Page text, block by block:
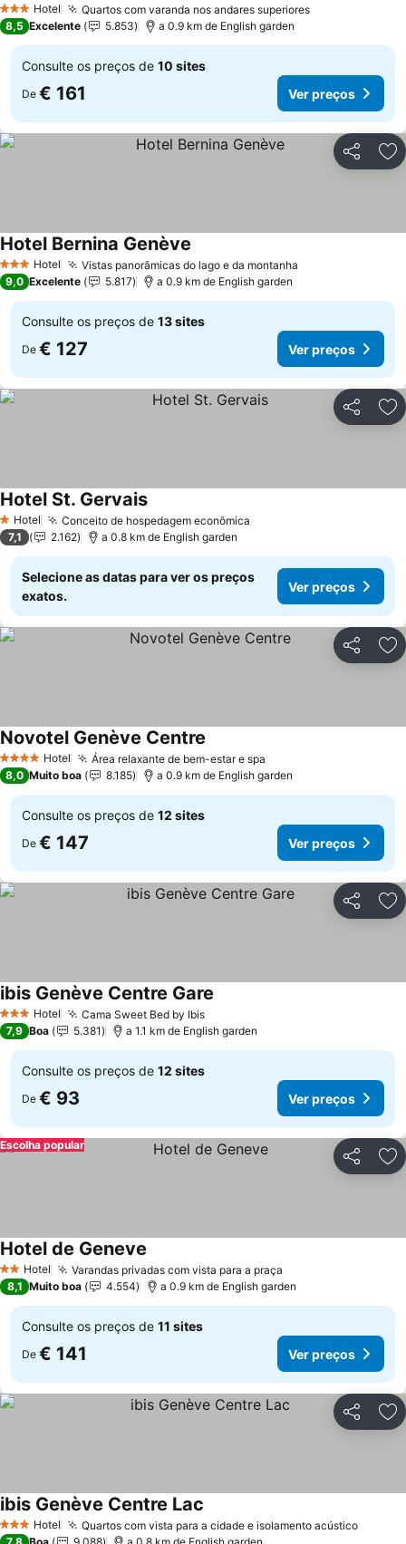
3 EstrelasHotel Quartos com varanda nos andares superioresVer preços
8,5 Excelente 5.853 a 0.9 km de English garden
Consulte os preços de 10 sites
De € 161 Ver preços
Partilhar
3 EstrelasHotel Vistas panorâmicas do lago e da montanha
Hotel Bernina Genève
9,0 Excelente 5.817 a 0.9 km de English garden
Consulte os preços de 13 sites
De € 127 Ver preços
Partilhar
1 Estrelas
Hotel Conceito de hospedagem econômica
Hotel St. GervaisVer preços
7,1 2.162 a 0.8 km de English garden
Selecione as datas para ver os preços
exatos.
Ver preços
Partilhar
4 EstrelasHotel Área relaxante de bem-estar e spa
Novotel Genève Centre
8,0 Muito boa 8.185 a 0.9 km de English garden
Consulte os preços de 12 sites
De € 147 Ver preços
Partilhar
3 EstrelasHotel Cama Sweet Bed by IbisVer preços
ibis Genève Centre Gare
7,9 Boa 5.381 a 1.1 km de English garden
Consulte os preços de 12 sites
De € 93 Ver preços
Partilhar
Escolha popular
2 Estrelas
Hotel Varandas privadas com vista para a praça
Hotel de Geneve
8,1 Muito boa 4.554 a 0.9 km de English garden
Consulte os preços de 11 sites
De € 141 Ver preços
Partilhar
3 EstrelasHotel Quartos com vista para a cidade e isolamento acústicoVer
ibis Genève Centre Lac